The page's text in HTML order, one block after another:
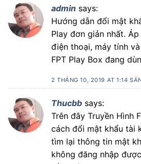
admin says:
Hướng dẫn đổi mật
Play đơn giản nhất.
điện thoại, máy tính
FPT Play Box đang
2 THÁNG 10, 2019 AT 1:14
Thucbb says:
Trên đây Truyền Hình
cách đổi mật khẩu tài
tìm lại thông tin mật
không đăng nhập